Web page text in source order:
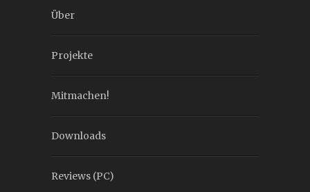
Über
Projekte
Mitmachen!
Downloads
Reviews (PC)